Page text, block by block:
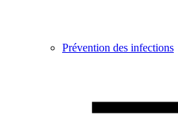
Prévention des infections